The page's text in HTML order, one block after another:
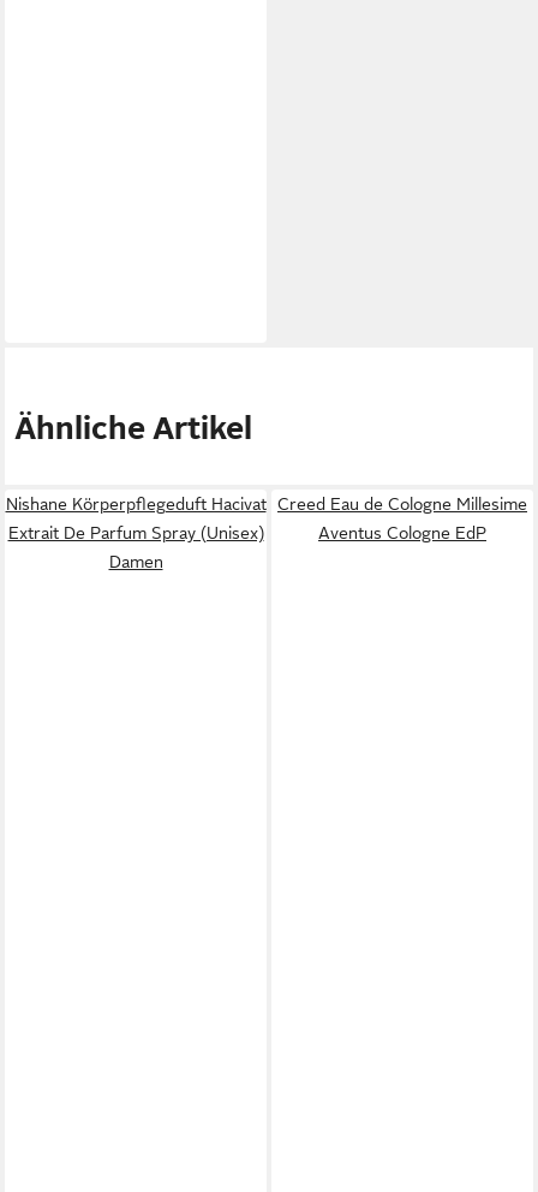
Ähnliche Artikel
Nishane Körperpflegeduft Hacivat
Extrait De Parfum Spray (Unisex)
Damen
Creed Eau de Cologne Millesime
Aventus Cologne EdP